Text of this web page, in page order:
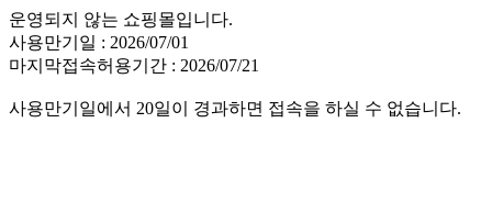
운영되지 않는 쇼핑몰입니다.
사용만기일 : 2026/07/01
마지막접속허용기간 : 2026/07/21
사용만기일에서 20일이 경과하면 접속을 하실 수 없습니다.